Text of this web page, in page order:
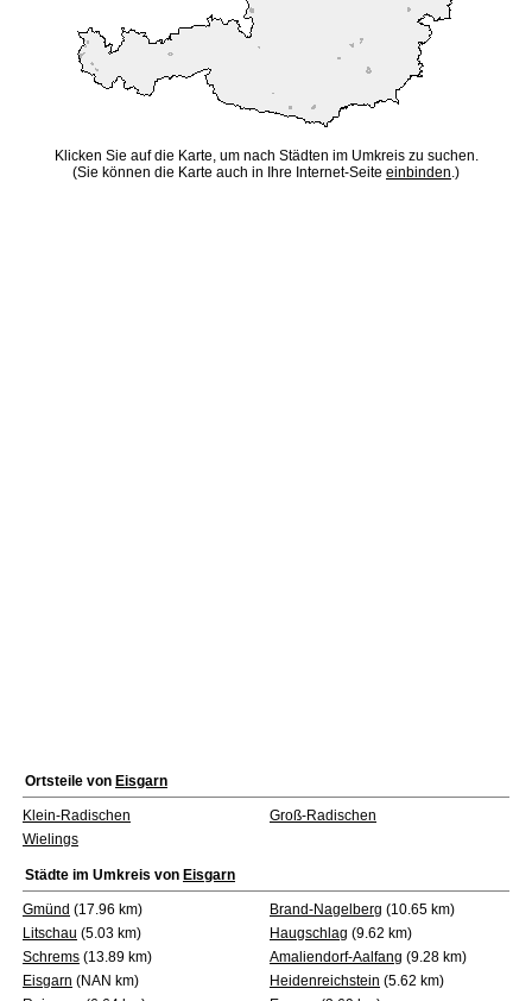
Klicken Sie auf die Karte, um nach Städten im Umkreis zu suchen.
(Sie können die Karte auch in Ihre Internet-Seite einbinden.)
Ortsteile von Eisgarn
Klein-Radischen
Groß-Radischen
Wielings
Städte im Umkreis von Eisgarn
Gmünd (17.96 km) Brand-Nagelberg (10.65 km)
Litschau (5.03 km) Haugschlag (9.62 km)
Schrems (13.89 km) Amaliendorf-Aalfang (9.28 km)
Eisgarn (NAN km) Heidenreichstein (5.62 km)